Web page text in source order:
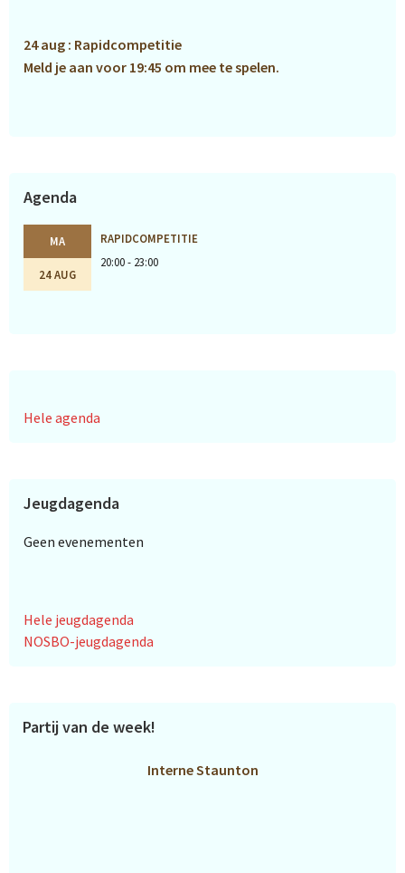
24 aug : Rapidcompetitie
Meld je aan voor 19:45 om mee te spelen.
Agenda
MA
24 AUG
RAPIDCOMPETITIE
20:00 - 23:00
Hele agenda
Jeugdagenda
Geen evenementen
Hele jeugdagenda
NOSBO-jeugdagenda
Partij van de week!
Interne Staunton